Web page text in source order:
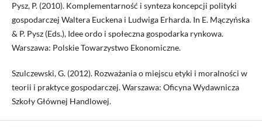
Pysz, P. (2010). Komplementarność i synteza koncepcji polityki
gospodarczej Waltera Euckena i Ludwiga Erharda. In E. Mączyńska
& P. Pysz (Eds.), Idee ordo i społeczna gospodarka rynkowa.
Warszawa: Polskie Towarzystwo Ekonomiczne.
Szulczewski, G. (2012). Rozważania o miejscu etyki i moralności w
teorii i praktyce gospodarczej. Warszawa: Oficyna Wydawnicza
Szkoły Głównej Handlowej.